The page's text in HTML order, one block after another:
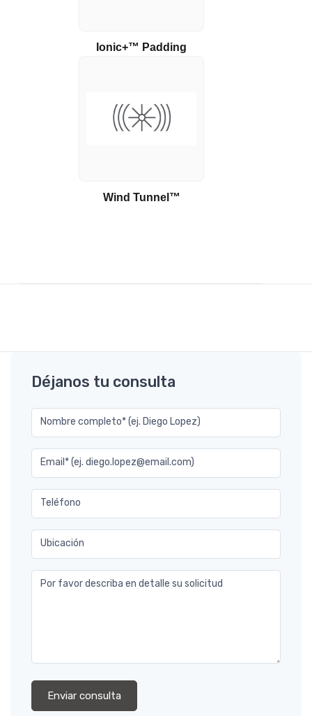
Ionic+™ Padding
Wind Tunnel™
Déjanos tu consulta
Nombre completo* (ej. Diego Lopez)
Email* (ej. diego.lopez@email.com)
Teléfono
Ubicación
Por favor describa en detalle su solicitud
Enviar consulta